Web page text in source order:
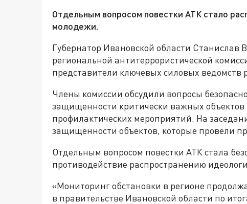
Отдельным вопросом повестки АТК стало
молодежи.
Губернатор Ивановской области Станислав
региональной антитеррористической
представители ключевых силовых ведомств
Члены комиссии обсудили вопросы
защищенности критически важных
профилактических мероприятий. На
защищенности объектов, которые провели
Отдельным вопросом повестки АТК стала
противодействие распространению
«Мониторинг обстановки в регионе
в правительстве Ивановской области по